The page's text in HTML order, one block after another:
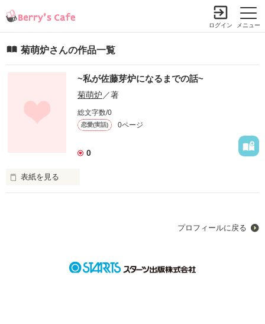
メニュー
ログイン
菊萌炉さんの作品一覧
~私が佐藤芽炉になるまでの話~
菊萌炉 ／著
総文字数/0
恋愛(実話) 0ページ
0
表紙を見る
作品を読む
プロフィールに戻る